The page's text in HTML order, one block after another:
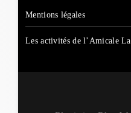
Mentions légales
Les activités de l’Amicale